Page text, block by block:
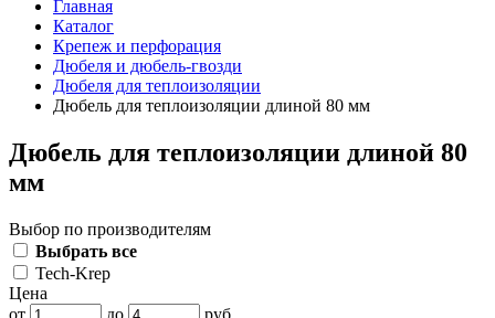
Главная
Каталог
Крепеж и перфорация
Дюбеля и дюбель-гвозди
Дюбеля для теплоизоляции
Дюбель для теплоизоляции длиной 80 мм
Дюбель для теплоизоляции длиной 80
мм
Выбор по производителям
Выбрать все
Tech-Krep
Цена
от
до руб.